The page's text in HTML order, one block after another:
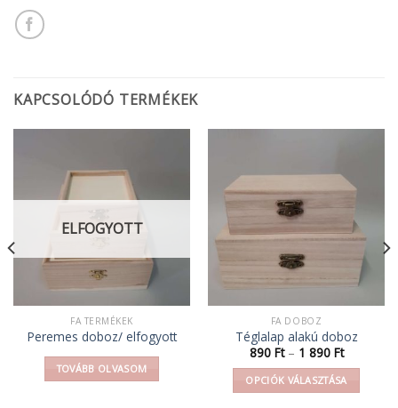
KAPCSOLÓDÓ TERMÉKEK
ELFOGYOTT
FA TERMÉKEK
Peremes doboz/ elfogyott
TOVÁBB OLVASOM
FA DOBOZ
Téglalap alakú doboz
890 Ft – 1 890 Ft
-
1
890 Ft
OPCIÓK VÁLASZTÁSA